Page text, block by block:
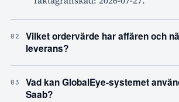
02
Vilket ordervärde har affären och
leverans?
03
Vad kan GlobalEye-systemet
Saab?